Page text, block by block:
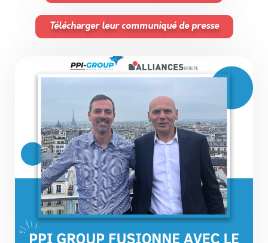
Télécharger leur communiqué de presse